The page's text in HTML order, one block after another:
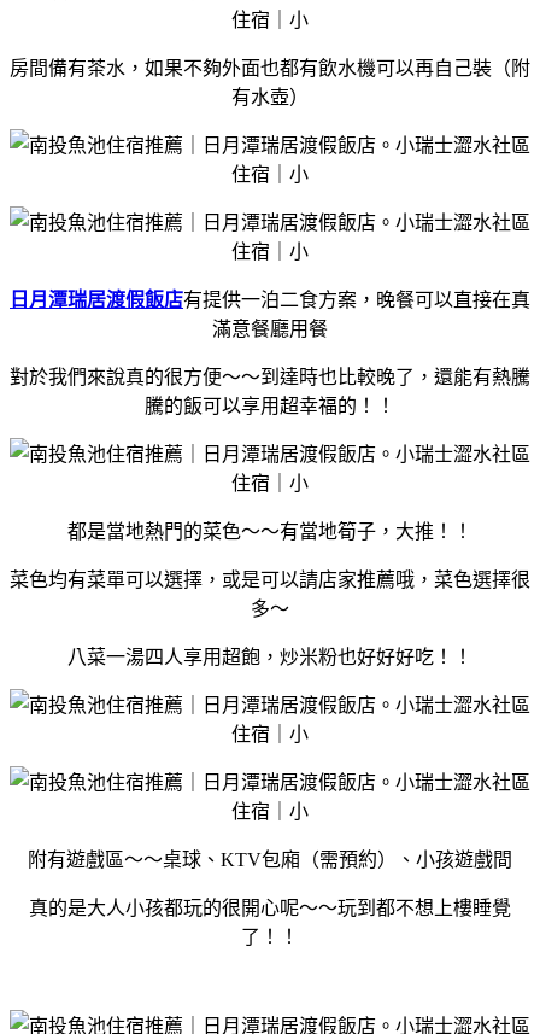
房間備有茶水，如果不夠外面也都有飲水機可以再自己裝（附
有水壺）
日月潭瑞居渡假飯店有提供一泊二食方案，晚餐可以直接在真
滿意餐廳用餐
對於我們來說真的很方便～～到達時也比較晚了，還能有熱騰
騰的飯可以享用超幸福的！！
都是當地熱門的菜色～～有當地筍子，大推！！
菜色均有菜單可以選擇，或是可以請店家推薦哦，菜色選擇很
多～
八菜一湯四人享用超飽，炒米粉也好好好吃！！
附有遊戲區～～桌球、KTV包廂（需預約）、小孩遊戲間
真的是大人小孩都玩的很開心呢～～玩到都不想上樓睡覺
了！！